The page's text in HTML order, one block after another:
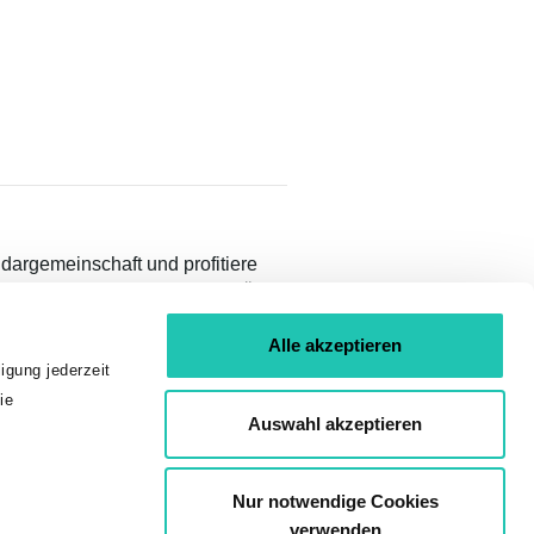
jederzeit
Alle akzeptieren
Auswahl akzeptieren
Nur notwendige Cookies
verwenden
und profitiere